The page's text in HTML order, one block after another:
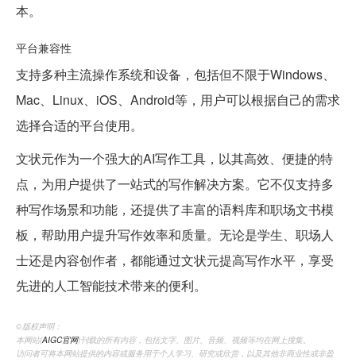
本。
平台兼容性
支持多种主流操作系统和设备，包括但不限于Windows、
Mac、Linux、iOS、Android等，用户可以根据自己的需求
选择合适的平台使用。
文状元作为一个强大的AI写作工具，以其高效、便捷的特
点，为用户提供了一站式的写作解决方案。它不仅支持多
种写作场景和功能，还提供了丰富的语料库和职场文书模
板，帮助用户提升写作效率和质量。无论是学生、职场人
士还是内容创作者，都能通过文状元提高写作水平，享受
先进的人工智能技术带来的便利。
©️版权声明：
本网站(AIGC官网)刊载的所有内容，包括文字、图片、音频、视频等均在网上搜集。
访问者可将本网站提供的内容或服务用于个人学习、研究或欣赏，以及其他非商业性或非盈